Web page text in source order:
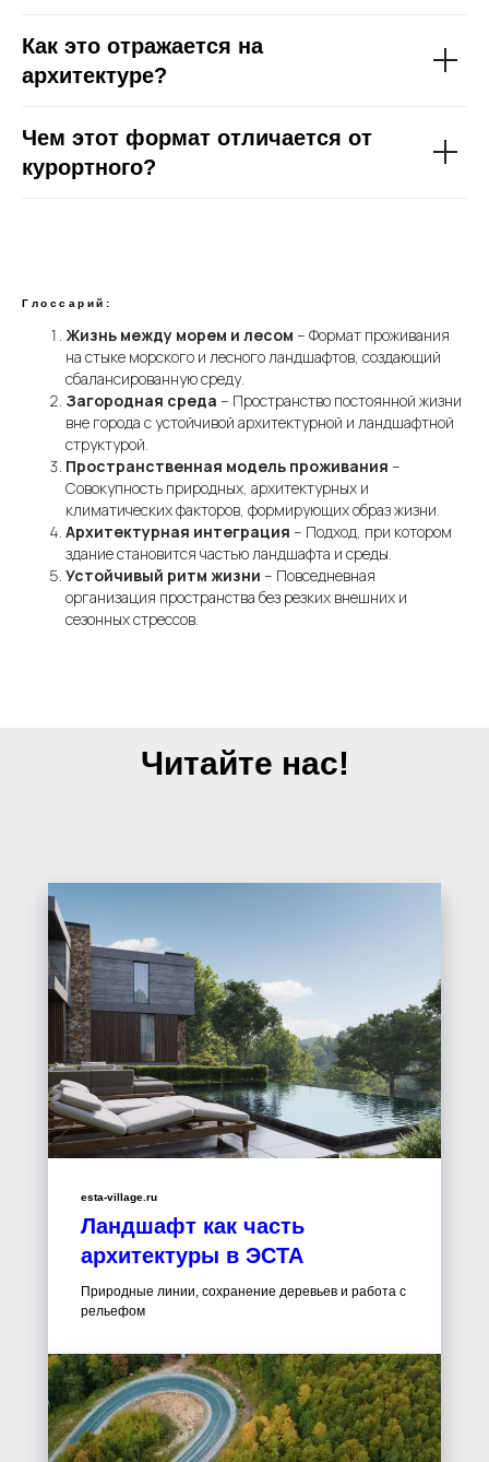
Как это отражается на
архитектуре?
Чем этот формат отличается от
курортного?
Глоссарий:
Жизнь между морем и лесом – Формат проживания
на стыке морского и лесного ландшафтов, создающий
сбалансированную среду.
Загородная среда – Пространство постоянной жизни
вне города с устойчивой архитектурной и ландшафтной
структурой.
Пространственная модель проживания –
Совокупность природных, архитектурных и
климатических факторов, формирующих образ жизни.
Архитектурная интеграция – Подход, при котором
здание становится частью ландшафта и среды.
Устойчивый ритм жизни – Повседневная
организация пространства без резких внешних и
сезонных стрессов.
Читайте нас!
esta-village.ru
Ландшафт как часть
архитектуры в ЭСТА
Природные линии, сохранение деревьев и работа с
рельефом
с. Лесное, ул. Буденовская
Проложить маршрут
Официальный сайт застройщика ООО "Терра Групп"
Архитектура
Материалы
Технические детали
Генеральный план
СМИ о нас